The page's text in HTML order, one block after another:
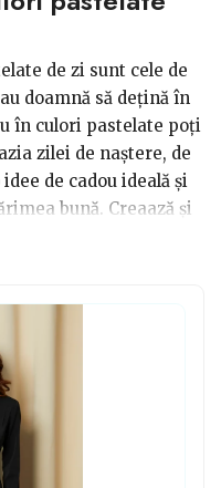
de zi sunt cele de
doamnă să dețină în
în culori pastelate poți
zilei de naștere, de
de cadou ideală și
bună. Creaază și
de cadou. Dar, ai
zi de zi.